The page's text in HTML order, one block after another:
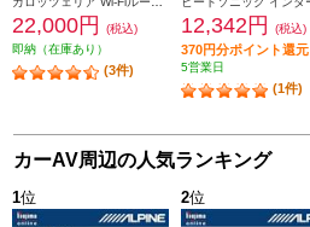
22,000円
(税込)
即納（在庫あり）
(3件)
12,342円 (税込)
370円分ポイント還元
5営業日
(1件)
カーAV周辺の人気ランキング
1位 2位